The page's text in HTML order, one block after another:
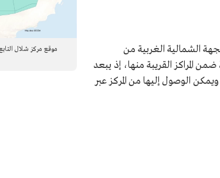
موقع مركز شلال
الشمالية الغربية من
المراكز القريبة منها، إذ يبعد
26.5 كم، ويمكن الوصول إليها من المركز عبر